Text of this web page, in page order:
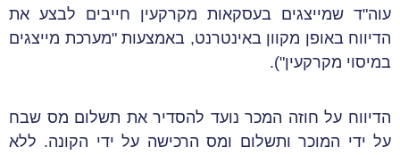
עוה"ד שמייצגים בעסקאות מקרקעין חייבים לבצע את
הדיווח באופן מקוון באינטרנט, באמצעות "מערכת מייצגים
במיסוי מקרקעין").
הדיווח על חוזה המכר נועד להסדיר את תשלום מס שבח
על ידי המוכר ותשלום ומס הרכישה על ידי הקונה. ללא